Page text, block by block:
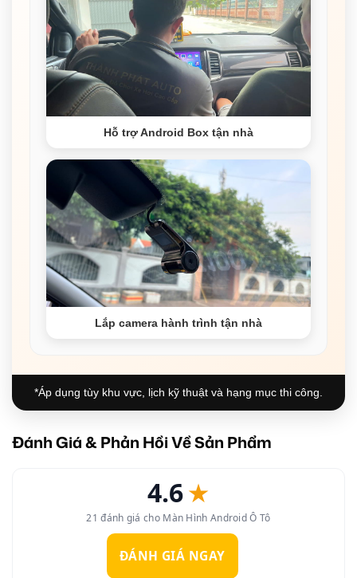
Hỗ trợ Android Box tận nhà
Lắp camera hành trình tận nhà
*Áp dụng tùy khu vực, lịch kỹ thuật và hạng mục thi công.
Đánh Giá & Phản Hồi Về Sản Phẩm
4.6★
21 đánh giá cho Màn Hình Android Ô Tô
ĐÁNH GIÁ NGAY